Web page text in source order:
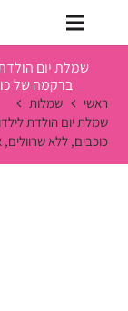
שמלת יום
ברקמה של
ראשי
שמלות
שמלת יום הולדת
כוכבים, ללא שרוולים,